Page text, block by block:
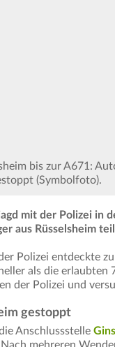
bis zur A671:
(Symbolfoto).
mit der Polizei in
aus Rüsselsheim
Polizei entdeckte
als die erlaubten
der Polizei und
gestoppt
Anschlussstelle